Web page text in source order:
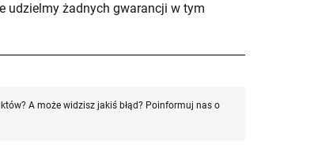
udzielmy żadnych gwarancji w tym
A może widzisz jakiś błąd? Poinformuj nas o